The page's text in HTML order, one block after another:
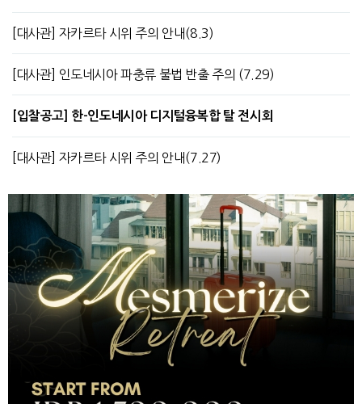
[대사관] 자카르타 시위 주의 안내(8.3)
[대사관] 인도네시아 파충류 불법 반출 주의 (7.29)
[입찰공고] 한-인도네시아 디지털융복합 탈 전시회
[대사관] 자카르타 시위 주의 안내(7.27)